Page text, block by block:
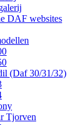
DAF websites
(Daf 30/31/32)
Tjorven